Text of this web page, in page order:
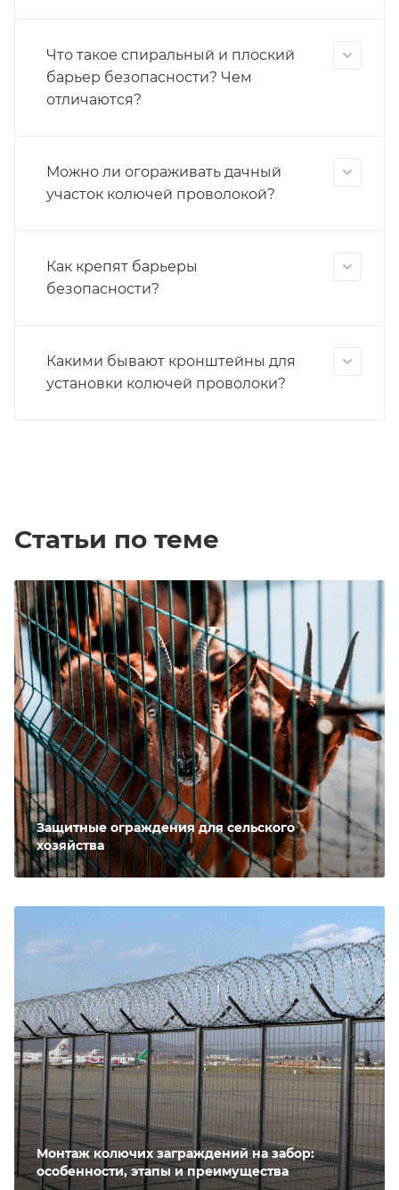
Что такое спиральный и плоский
барьер безопасности? Чем
отличаются?
Можно ли огораживать дачный
участок колючей проволокой?
Как крепят барьеры
безопасности?
Какими бывают кронштейны для
установки колючей проволоки?
Статьи по теме
Защитные ограждения для сельского
хозяйства
Монтаж колючих заграждений на забор:
особенности, этапы и преимущества